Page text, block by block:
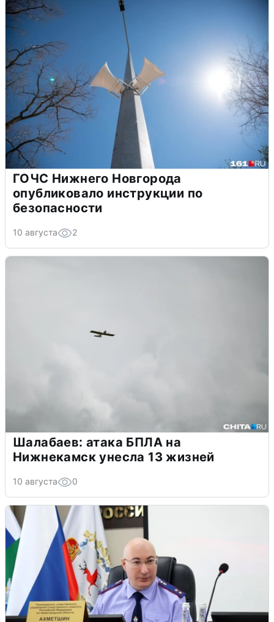
ГОЧС Нижнего Новгорода
опубликовало инструкции по
безопасности
10 августа 2
Шалабаев: атака БПЛА на
Нижнекамск унесла 13 жизней
10 августа 0